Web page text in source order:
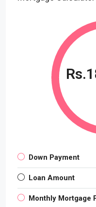
Down Payment
Loan Amount
Monthly Mortgage